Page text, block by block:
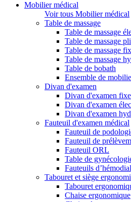
Mobilier médical
Voir tous Mobilier médical
Table de massage
Table de massage
Table de massage
Table de massage
Table de massage
Table de bobath
Ensemble de
Divan d'examen
Divan d'examen fixe
Divan d'examen
Divan d'examen
Fauteuil d'examen médical
Fauteuil de
Fauteuil de
Fauteuil ORL
Table de
Fauteuils
Tabouret et siège
Tabouret
Chaise ergonomique